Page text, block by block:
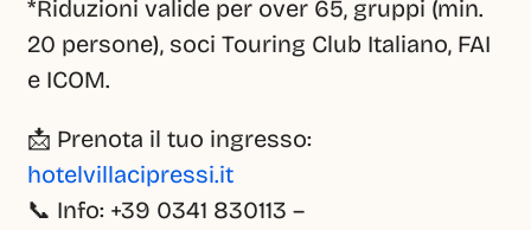
*Riduzioni valide per over 65, gruppi (min.
20 persone), soci Touring Club Italiano, FAI
e ICOM.
hotelvillacipressi.it